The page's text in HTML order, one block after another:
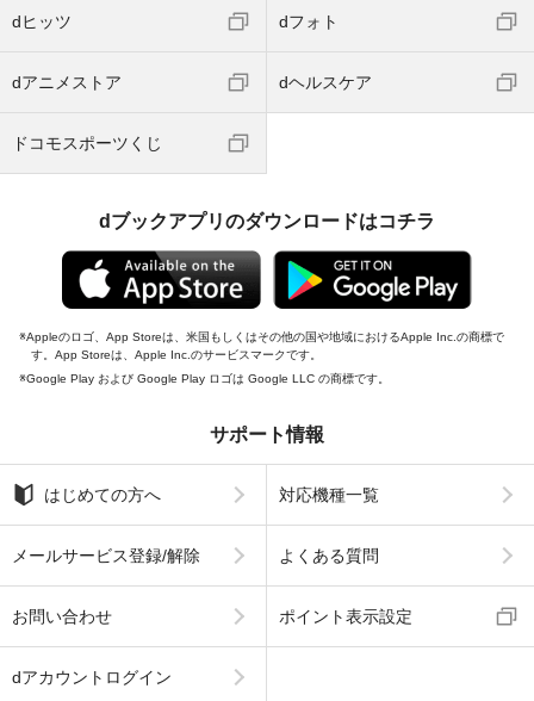
dヒッツ dフォト
dアニメストア dヘルスケア
ドコモスポーツくじ
dブックアプリのダウンロードはコチラ
Appleのロゴ、App Storeは、米国もしくはその他の国や地域におけるApple Inc.の商標で
す。App Storeは、Apple Inc.のサービスマークです。
Google Play および Google Play ロゴは Google LLC の商標です。
サポート情報
はじめての方へ 対応機種一覧
メールサービス登録/解除 よくある質問
お問い合わせ ポイント表示設定
dアカウントログイン